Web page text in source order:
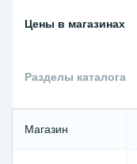
Цены в магазинах
Разделы каталога
Магазин